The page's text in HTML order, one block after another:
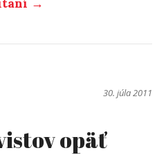
30. júla 2011
opäť